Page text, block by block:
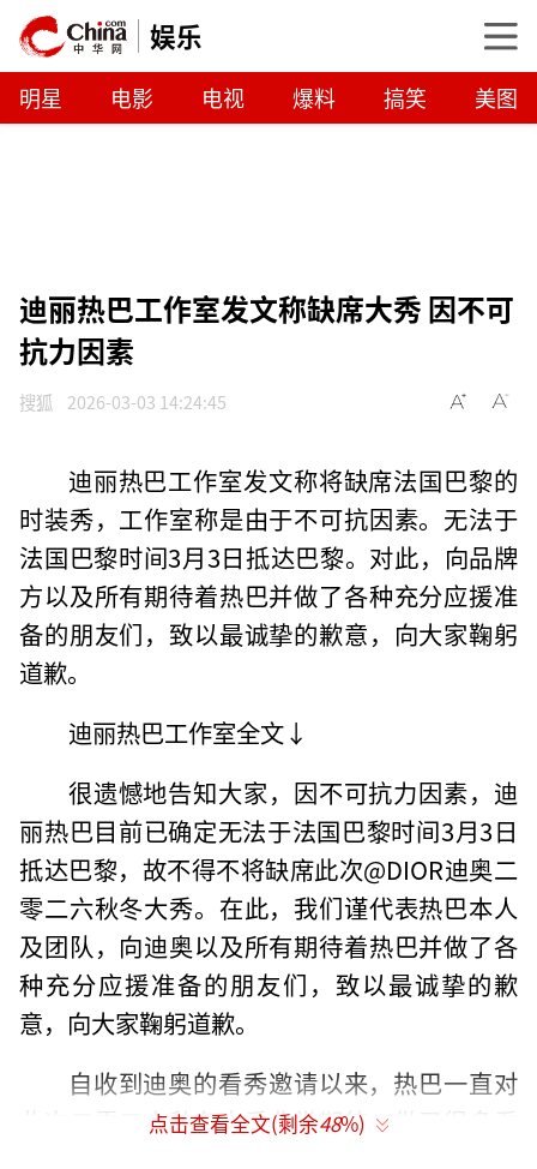
娱乐
明星 电影 电视 爆料 搞笑 美图
迪丽热巴工作室发文称缺席大秀 因不可
抗力因素
搜狐 2026-03-03 14:24:45
迪丽热巴工作室发文称将缺席法国巴黎的
时装秀，工作室称是由于不可抗因素。无法于
法国巴黎时间3月3日抵达巴黎。对此，向品牌
方以及所有期待着热巴并做了各种充分应援准
备的朋友们，致以最诚挚的歉意，向大家鞠躬
道歉。
迪丽热巴工作室全文↓
很遗憾地告知大家，因不可抗力因素，迪
丽热巴目前已确定无法于法国巴黎时间3月3日
抵达巴黎，故不得不将缺席此次@DIOR迪奥二
零二六秋冬大秀。在此，我们谨代表热巴本人
及团队，向迪奥以及所有期待着热巴并做了各
种充分应援准备的朋友们，致以最诚挚的歉
意，向大家鞠躬道歉。
自收到迪奥的看秀邀请以来，热巴一直对
此次二零二六秋冬大秀非常期待，做了很多看
点击查看全文(剩余48%)